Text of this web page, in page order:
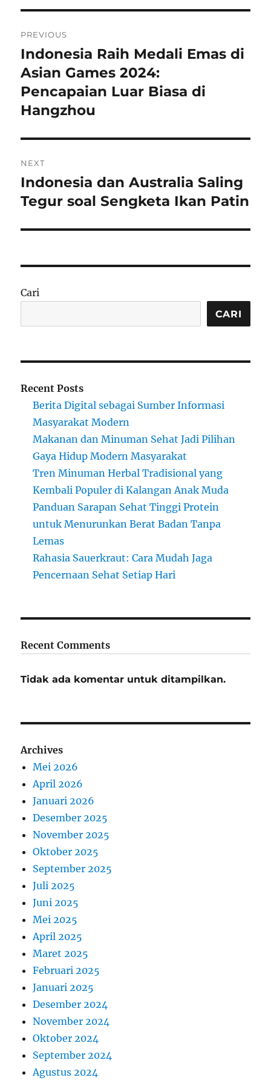
pos
PREVIOUS
Previous
post:
Indonesia Raih Medali Emas di
Asian Games 2024:
Pencapaian Luar Biasa di
Hangzhou
NEXT
Next
post:
Indonesia dan Australia Saling
Tegur soal Sengketa Ikan Patin
Cari
CARI
Recent Posts
Berita Digital sebagai Sumber Informasi
Masyarakat Modern
Makanan dan Minuman Sehat Jadi Pilihan
Gaya Hidup Modern Masyarakat
Tren Minuman Herbal Tradisional yang
Kembali Populer di Kalangan Anak Muda
Panduan Sarapan Sehat Tinggi Protein
untuk Menurunkan Berat Badan Tanpa
Lemas
Rahasia Sauerkraut: Cara Mudah Jaga
Pencernaan Sehat Setiap Hari
Recent Comments
Tidak ada komentar untuk ditampilkan.
Archives
Mei 2026
April 2026
Januari 2026
Desember 2025
November 2025
Oktober 2025
September 2025
Juli 2025
Juni 2025
Mei 2025
April 2025
Maret 2025
Februari 2025
Januari 2025
Desember 2024
November 2024
Oktober 2024
September 2024
Agustus 2024